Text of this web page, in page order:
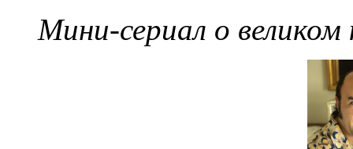
Мини-сериал о великом